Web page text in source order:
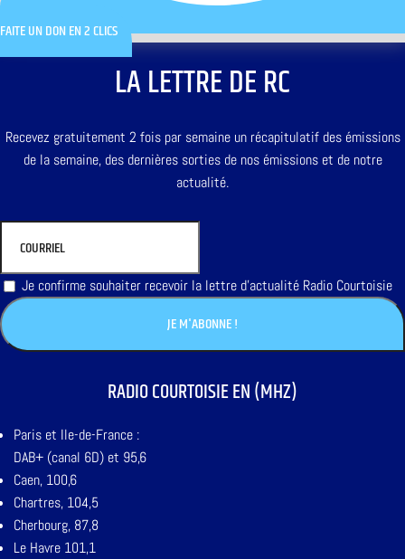
FAITE UN DON EN 2 CLICS
LA LETTRE DE RC
Recevez gratuitement 2 fois par semaine un récapitulatif des émissions
de la semaine, des dernières sorties de nos émissions et de notre
actualité.
Je confirme souhaiter recevoir la lettre d'actualité Radio Courtoisie
RADIO COURTOISIE EN (MHZ)
Paris et Ile-de-France :
DAB+ (canal 6D) et 95,6
Caen, 100,6
Chartres, 104,5
Cherbourg, 87,8
Le Havre 101,1